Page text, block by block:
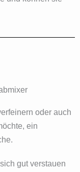
oder auch
ein
gut verstauen